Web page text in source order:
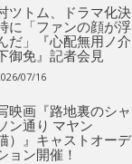
ツトム、ドラマ化決
に「ファンの顔が浮
だ」『心配無用ノ介
御免』記者会見
07/16
映画『路地裏のシャ
ン通り マヤン
）』キャストオーデ
ョン開催！